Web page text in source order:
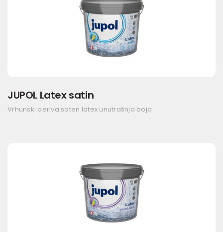
JUPOL Latex satin
Vrhunski periva saten latex unutrašnja boja